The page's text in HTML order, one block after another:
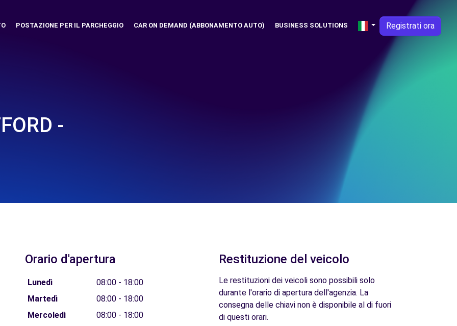
POSTAZIONE PER IL PARCHEGGIO CAR ON DEMAND (ABBONAMENTO AUTO) BUSINESS SOLUTIONS Registrati ora
-
Orario d'apertura
Lunedì
08:00 - 18:00
Martedì
08:00 - 18:00
Mercoledì
08:00 - 18:00
Restituzione del veicolo
Le restituzioni dei veicoli sono possibili solo
durante l'orario di apertura dell'agenzia. La
consegna delle chiavi non è disponibile al di fuori
di questi orari.